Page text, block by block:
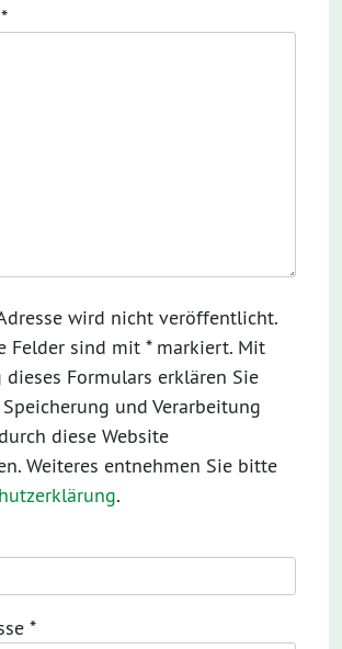
*
wird nicht veröffentlicht.
Felder sind mit * markiert. Mit
Formulars erklären Sie
und Verarbeitung
diese Website
Weiteres entnehmen Sie bitte
.
*